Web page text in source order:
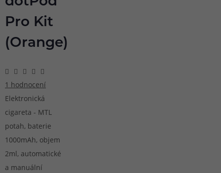
Pro Kit
(Orange)
1 hodnocení
Elektronická
cigareta - MTL
potah, baterie
1000mAh, objem
2ml, automatické
a manuální